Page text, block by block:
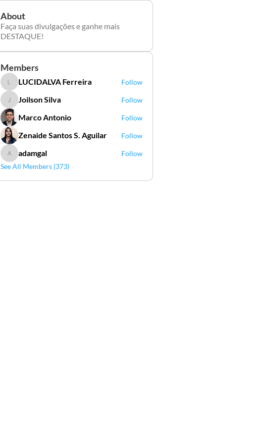
About
Faça suas divulgações e ganhe mais
DESTAQUE!
Members
LUCIDALVA Ferreira
LUCIDALVA Ferreira Follow
Joilson Silva
Joilson Silva Follow
Marco Antonio Follow
Zenaide Santos S. Aguilar Follow
adamgal
adamgal
Follow
See All Members (373)